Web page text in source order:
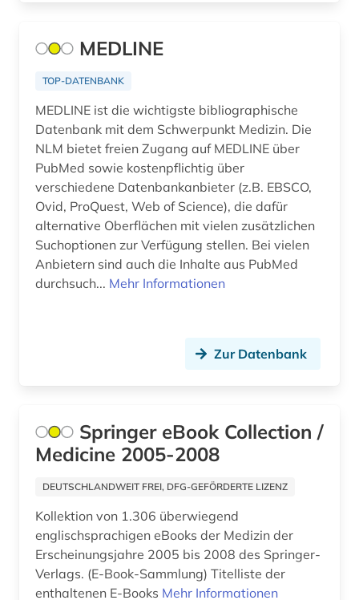
gesundheitswissenschaft (1)
gesundheitswissenschaften (3)
griechenland (1)
hals-nasen-ohren-heilkunde (1)
handbuch (1)
hochschulschrift (1)
human genetics (1)
humanbiologie (1)
iberoromanistik (1)
MEDLINE
TOP-DATENBANK
MEDLINE ist die wichtigste bibliographische
Datenbank mit dem Schwerpunkt Medizin. Die
NLM bietet freien Zugang auf MEDLINE über
PubMed sowie kostenpflichtig über
verschiedene Datenbankanbieter (z.B. EBSCO,
Ovid, ProQuest, Web of Science), die dafür
alternative Oberflächen mit vielen zusätzlichen
Suchoptionen zur Verfügung stellen. Bei vielen
Anbietern sind auch die Inhalte aus PubMed
durchsuch... Mehr Informationen
Zur Datenbank
Springer eBook Collection /
Medicine 2005-2008
DEUTSCHLANDWEIT FREI, DFG-GEFÖRDERTE LIZENZ
Kollektion von 1.306 überwiegend
englischsprachigen eBooks der Medizin der
Erscheinungsjahre 2005 bis 2008 des Springer-
Verlags. (E-Book-Sammlung) Titelliste der
enthaltenen E-Books Mehr Informationen